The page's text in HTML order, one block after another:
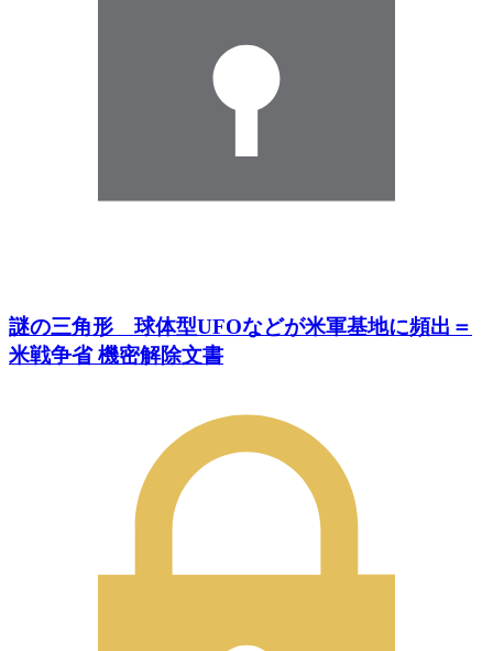
謎の三角形 球体型UFOなどが米軍基地に頻出＝
米戦争省 機密解除文書